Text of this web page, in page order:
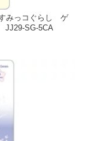
みっコぐらし ゲ
SG-5CA